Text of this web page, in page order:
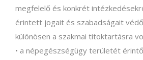
megfelelő és konkrét
érintett jogait és szabadságait
különösen a szakmai titoktartásra
• a népegészségügy területét